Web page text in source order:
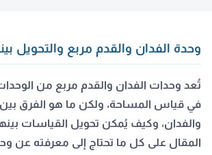
وحدة الفدان والقدم مربع والتحويل
تُعد وحدات الفدان والقدم مربع من
في قياس المساحة، ولكن ما هو الفرق بين
والفدان، وكيف يُمكن تحويل القياسات
المقال على كل ما تحتاج إلى معرفته عن